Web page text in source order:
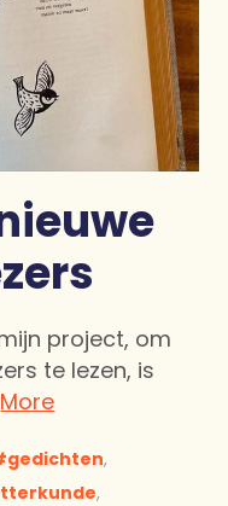
project, om
te lezen, is
More
gedichten,
,